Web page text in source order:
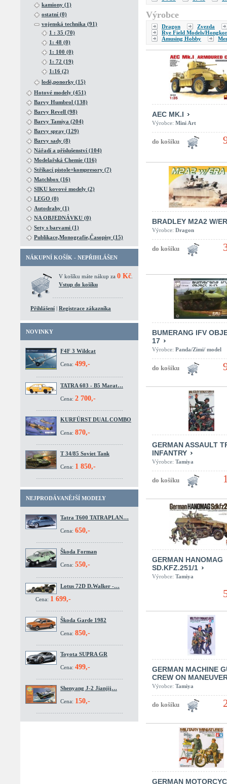
kamiony (1)
ostatní (0)
vojenská technika (91)
1 : 35 (70)
1: 48 (0)
1: 100 (0)
1: 72 (19)
1:16 (2)
lodě,ponorky (15)
Hotové modely (451)
Barvy Humbrol (138)
Barvy Revell (98)
Barvy Tamiya (204)
Barvy spray (129)
Barvy sady (8)
Nářadí a příslušenství (104)
Modelařská Chemie (116)
Stříkací pistole+kompresory (7)
Matchbox (16)
SIKU kovové modely (2)
LEGO (0)
Autodrahy (1)
NA OBJEDNÁVKU (0)
Sety s barvami (1)
Publikace,Monografie,Časopisy (15)
NÁKUPNÍ KOŠÍK - NEPŘIHLÁŠEN
V košíku máte nákup za 0 Kč
Vstup do košíku
Přihlášení | Registrace zákazníka
NOVINKY
F4F 3 Wildcat
Cena: 499,-
TATRA 603 - B5 Marat…
Cena: 2 700,-
KURFÜRST DUAL COMBO
Cena: 870,-
T 34/85 Soviet Tank
Cena: 1 850,-
NEJPRODÁVANĚJŠÍ MODELY
Tatra T600 TATRAPLAN…
Cena: 650,-
Škoda Forman
Cena: 550,-
Lotus 72D D.Walker -…
Cena: 1 699,-
Škoda Garde 1982
Cena: 850,-
Toyota SUPRA GR
Cena: 499,-
Shenyang J-2 Jianjij…
Cena: 150,-
Výrobce
Dragon
Zvezda
Rye Field Models/
Amusing Hobby
AEC MK.I
Výrobce: Mini Art
BRADLEY M2A2 W/
Výrobce: Dragon
BUMERANG IFV
17
Výrobce: Panda/Zimi/ model
GERMAN ASSAULT
INFANTRY
Výrobce: Tamiya
GERMAN HANOMAG
SD.KFZ.251/1
Výrobce: Tamiya
GERMAN MACHINE
CREW ON
Výrobce: Tamiya
GERMAN